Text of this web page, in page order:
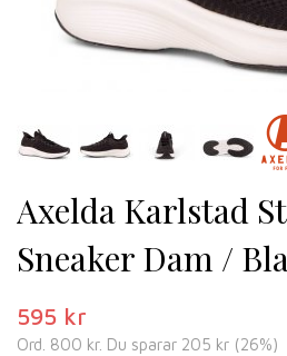
Axelda Karlstad
Sneaker Dam /
595 kr
Ord. 800 kr. Du sparar 205 kr (26%)